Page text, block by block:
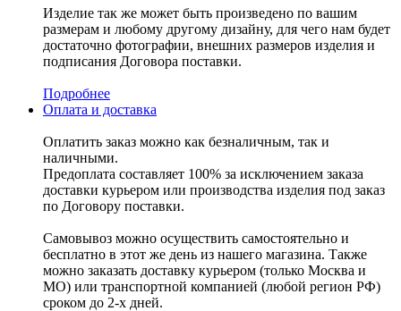
Изделие так же может быть произведено по вашим
размерам и любому другому дизайну, для чего нам будет
достаточно фотографии, внешних размеров изделия и
подписания Договора поставки.
Подробнее
Оплата и доставка
Оплатить заказ можно как безналичным, так и
наличными.
Предоплата составляет 100% за исключением заказа
доставки курьером или производства изделия под заказ
по Договору поставки.
Самовывоз можно осуществить самостоятельно и
бесплатно в этот же день из нашего магазина. Также
можно заказать доставку курьером (только Москва и
МО) или транспортной компанией (любой регион РФ)
сроком до 2-х дней.